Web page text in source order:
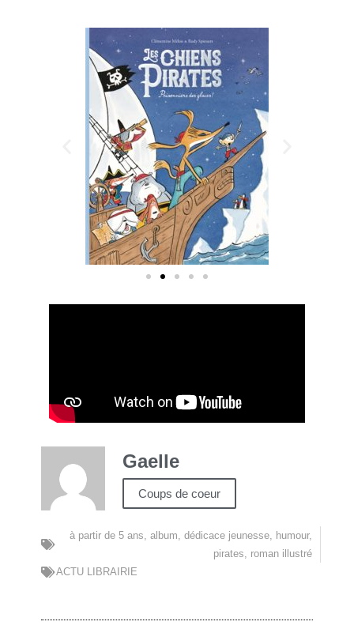
Gaelle
Coups de coeur
à partir de 5 ans, album, dédicace jeunesse, humour,
pirates, roman illustré
ACTU LIBRAIRIE